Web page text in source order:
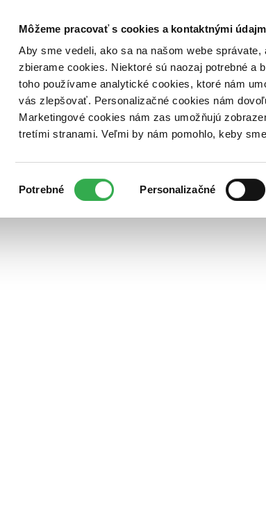
Môžeme pracovať s cookies a kontaktnými
Aby sme vedeli, ako sa na našom webe
zbierame cookies. Niektoré sú naozaj potrebné a
toho používame analytické cookies, ktoré nám
vás zlepšovať. Personalizačné cookies nám
Marketingové cookies nám zas umožňujú
tretími stranami. Veľmi by nám pomohlo, keby
súhlasu
Potrebné Personalizačné
Poukážky Kontakt